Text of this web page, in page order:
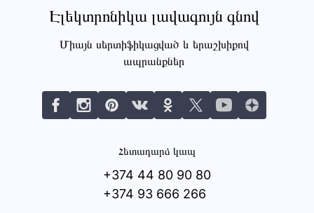
Էլեկտրոնիկա լավագույն գնով
Միայն սերտիֆիկացված և երաշխիքով
ապրանքներ
Հետադարձ կապ
+374 44 80 90 80
+374 93 666 266